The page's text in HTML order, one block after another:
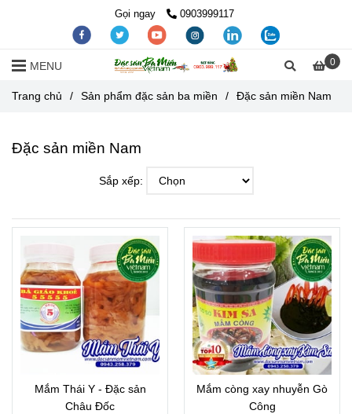
Gọi ngay 0903999117
0
MENU
Trang chủ / Sản phẩm đặc sản ba miền / Đặc sản miền Nam
Đặc sản miền Nam
Sắp xếp:
Mắm Thái Y - Đặc sản
Châu Đốc
Mắm còng xay nhuyễn Gò
Công